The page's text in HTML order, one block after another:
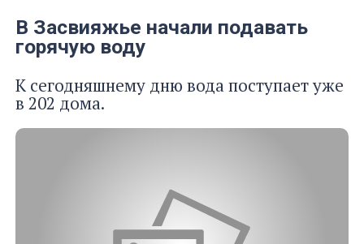
В Засвияжье начали подавать
горячую воду
К сегодняшнему дню вода поступает уже
в 202 дома.